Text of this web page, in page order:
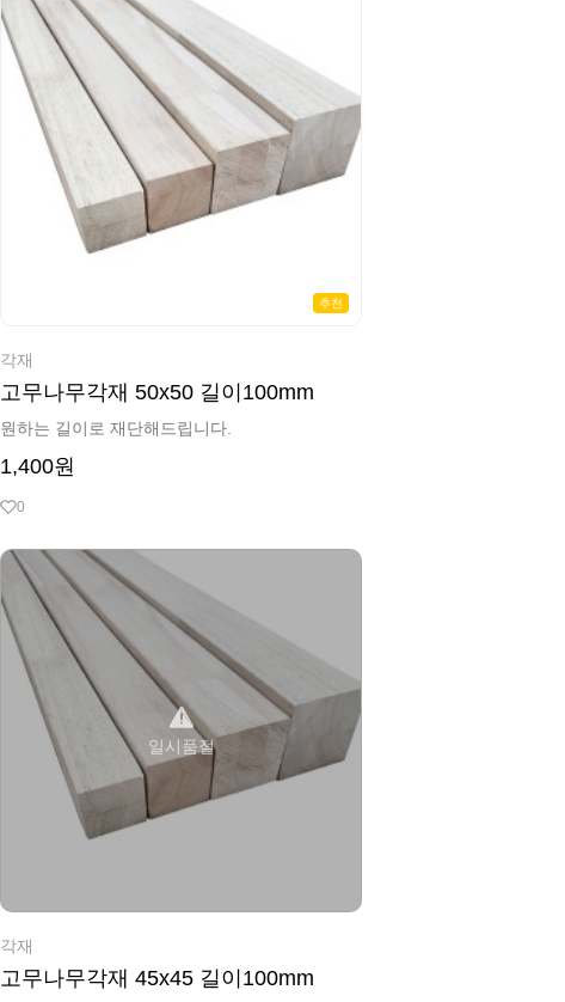
추천
각재
고무나무각재 50x50 길이100mm
원하는 길이로 재단해드립니다.
1,400원
0
일시품절
각재
고무나무각재 45x45 길이100mm